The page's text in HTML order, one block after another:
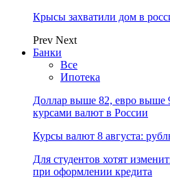
Крысы захватили дом в
Prev Next
Банки
Все
Ипотека
Доллар выше 82, евро выше
курсами валют в России
Курсы валют 8 августа:
Для студентов хотят
при оформлении кредита